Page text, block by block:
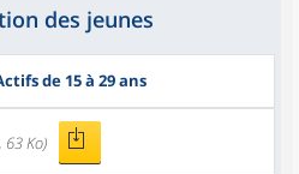
des jeunes
de 15 à 29 ans
63 Ko)